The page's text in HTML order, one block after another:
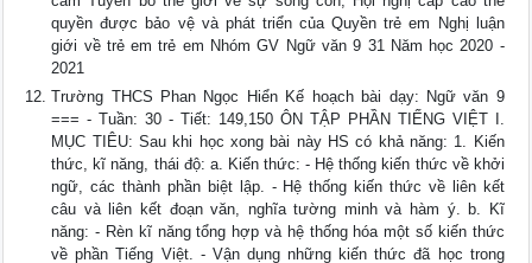
quyền được bảo vệ và phát triển của Quyền trẻ em Nghị luận
giới về trẻ em trẻ em Nhóm GV Ngữ văn 9 31 Năm học 2020 -
2021
Trường THCS Phan Ngọc Hiển Kế hoạch bài dạy: Ngữ văn 9
=== - Tuần: 30 - Tiết: 149,150 ÔN TẬP PHẦN TIẾNG VIỆT I.
MỤC TIÊU: Sau khi học xong bài này HS có khả năng: 1. Kiến
thức, kĩ năng, thái độ: a. Kiến thức: - Hệ thống kiến thức về khởi
ngữ, các thành phần biệt lập. - Hệ thống kiến thức về liên kết
câu và liên kết đoạn văn, nghĩa tường minh và hàm ý. b. Kĩ
năng: - Rèn kĩ năng tổng hợp và hệ thống hóa một số kiến thức
về phần Tiếng Việt. - Vận dụng những kiến thức đã học trong